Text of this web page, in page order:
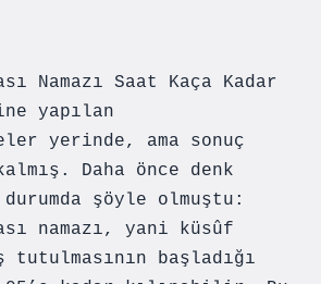
Namazı Saat Kaça Kadar
yapılan
yerinde, ama sonuç
Daha önce denk
şöyle olmuştu:
namazı, yani küsûf
tutulmasının başladığı